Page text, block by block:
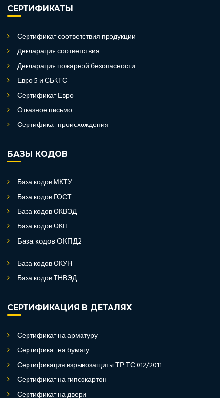
СЕРТИФИКАТЫ
Сертификат соответствия продукции
Декларация соответствия
Декларация пожарной безопасности
Евро 5 и СБКТС
Сертификат Евро
Отказное письмо
Сертификат происхождения
БАЗЫ КОДОВ
База кодов МКТУ
База кодов ГОСТ
База кодов ОКВЭД
База кодов ОКП
База кодов ОКПД2
База кодов ОКУН
База кодов ТНВЭД
СЕРТИФИКАЦИЯ В ДЕТАЛЯХ
Сертификат на арматуру
Сертификат на бумагу
Сертификация взрывозащиты ТР ТС 012/2011
Сертификат на гипсокартон
Сертификат на двери